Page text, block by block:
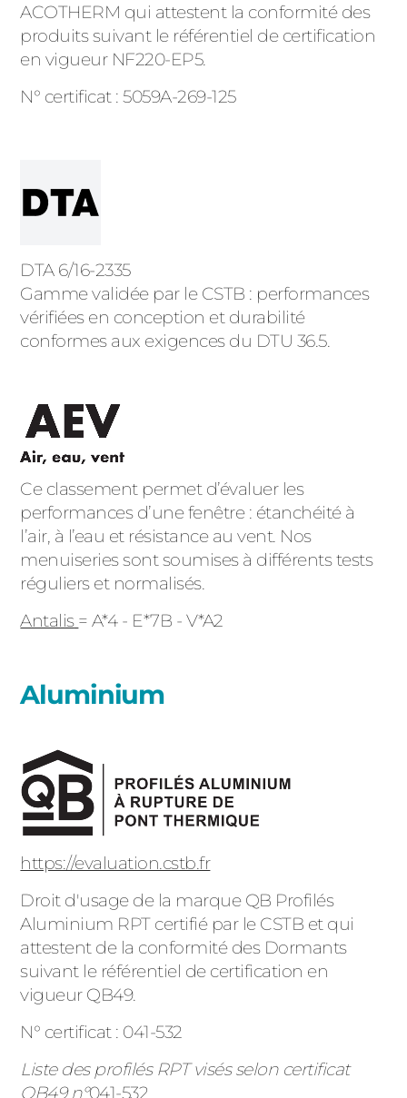
ACOTHERM qui attestent la conformité des
produits suivant le référentiel de certification
en vigueur NF220-EP5.
N° certificat : 5059A-269-125
DTA 6/16-2335
Gamme validée par le CSTB : performances
vérifiées en conception et durabilité
conformes aux exigences du DTU 36.5.
Ce classement permet d’évaluer les
performances d’une fenêtre : étanchéité à
l’air, à l’eau et résistance au vent. Nos
menuiseries sont soumises à différents tests
réguliers et normalisés.
Antalis = A*4 - E*7B - V*A2
Aluminium
https://evaluation.cstb.fr
Droit d'usage de la marque QB Profilés
Aluminium RPT certifié par le CSTB et qui
attestent de la conformité des Dormants
suivant le référentiel de certification en
vigueur QB49.
N° certificat : 041-532
Liste des profilés RPT visés selon certificat
QB49 n°041-532